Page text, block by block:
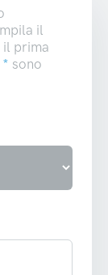
il
il prima
* sono